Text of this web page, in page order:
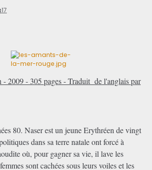
2009 - 305 pages - Traduit de l'anglais par
80. Naser est un jeune Erythréen de vingt
dans sa terre natale ont forcé à
où, pour gagner sa vie, il lave les
sont cachées sous leurs voiles et les